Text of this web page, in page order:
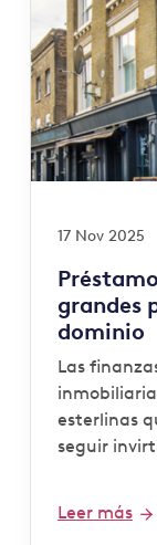
17 Nov 2025
grandes
dominio
Las
esterlinas
seguir
Leer más